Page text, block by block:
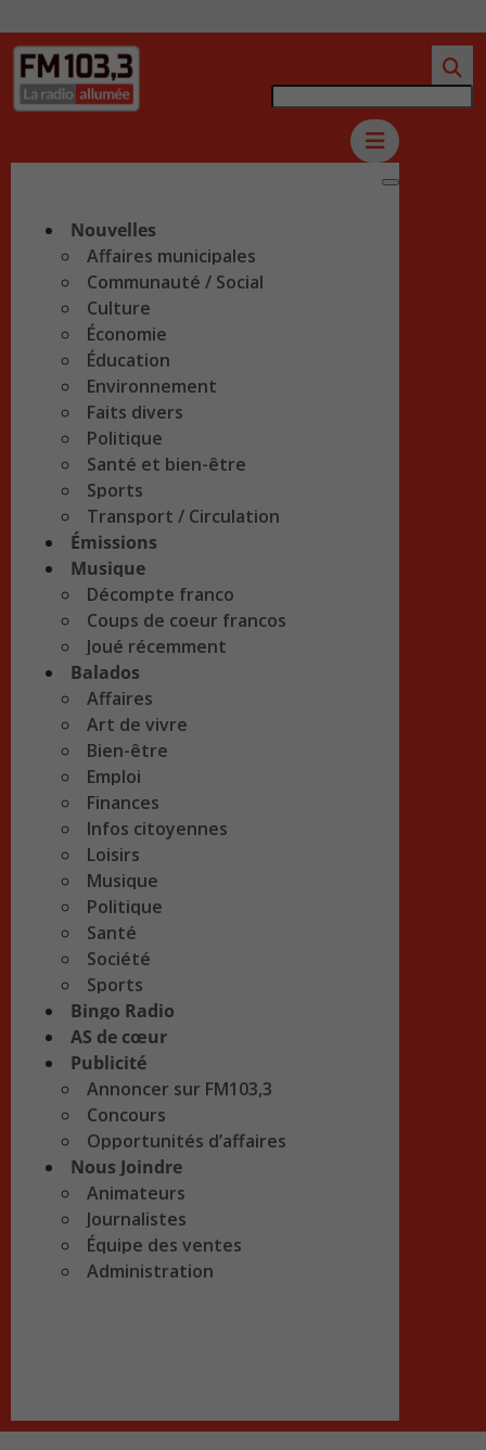
Nouvelles
Affaires municipales
Communauté / Social
Culture
Économie
Éducation
Environnement
Faits divers
Politique
Santé et bien-être
Sports
Transport / Circulation
Émissions
Musique
Décompte franco
Coups de coeur francos
Joué récemment
Balados
Affaires
Art de vivre
Bien-être
Emploi
Finances
Infos citoyennes
Loisirs
Musique
Politique
Santé
Société
Sports
Bingo Radio
AS de cœur
Publicité
Annoncer sur FM103,3
Concours
Opportunités d’affaires
Nous Joindre
Animateurs
Journalistes
Équipe des ventes
Administration